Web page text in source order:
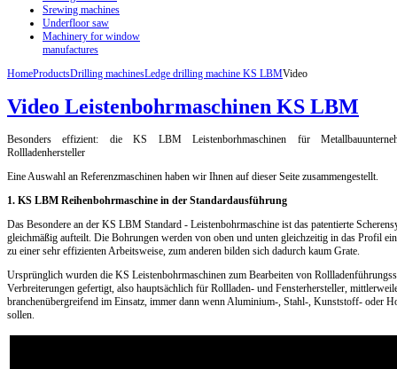
Srewing machines
Underfloor saw
Machinery for window
manufactures
HomeProductsDrilling machinesLedge drilling machine KS LBMVideo
Video Leistenbohrmaschinen KS LBM
Besonders effizient: die KS LBM Leistenborhmaschinen für
Rollladenhersteller
Eine Auswahl an Referenzmaschinen haben wir Ihnen auf dieser Seite zusammengestellt.
1. KS LBM Reihenbohrmaschine in der Standardausführung
Das Besondere an der KS LBM Standard - Leistenbohrmaschine ist das patentierte
gleichmäßig aufteilt. Die Bohrungen werden von oben und unten gleichzeitig in das Profil
zu einer sehr effizienten Arbeitsweise, zum anderen bilden sich dadurch kaum Grate.
Ursprünglich wurden die KS Leistenbohrmaschinen zum Bearbeiten von
Verbreiterungen gefertigt, also hauptsächlich für Rollladen- und Fensterhersteller,
branchenübergreifend im Einsatz, immer dann wenn Aluminium-, Stahl-, Kunststoff- oder
sollen.